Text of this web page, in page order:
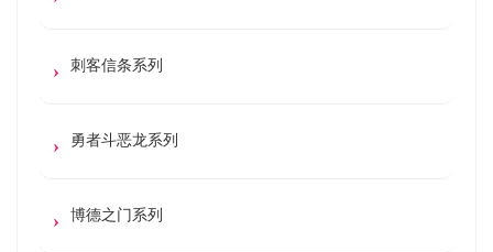
刺客信条系列
勇者斗恶龙系列
博德之门系列